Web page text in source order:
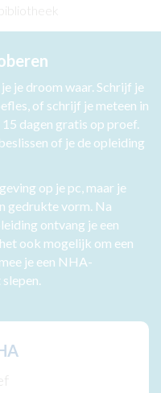
je droom waar. Schrijf je
of schrijf je meteen in
dagen gratis op proef.
of je de opleiding
op je pc, maar je
gedrukte vorm. Na
ontvang je een
ook mogelijk om een
je een NHA-